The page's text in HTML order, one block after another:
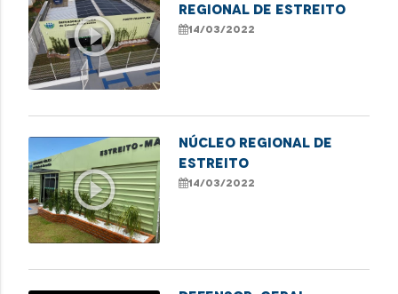
play_circle_outline
Regional de Estreito
14/03/2022
play_circle_outline
NÚCLEO REGIONAL DE
ESTREITO
14/03/2022